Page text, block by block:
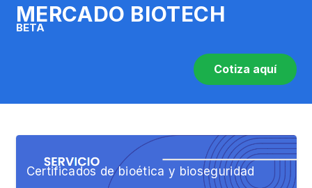
MERCADO BIOTECH
BETA
Cotiza aquí
Certificados de bioética y bioseguridad